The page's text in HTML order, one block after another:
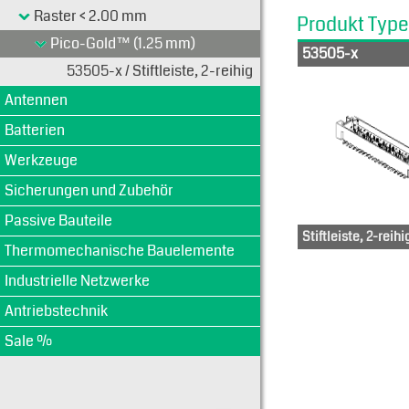
Raster < 2.00 mm
Pico-Gold™ (1.25 mm)
53505-x / Stiftleiste, 2-reihig
Antennen
Batterien
Werkzeuge
Sicherungen und Zubehör
Passive Bauteile
Thermomechanische Bauelemente
Industrielle Netzwerke
Antriebstechnik
Sale %
Produkt
53505-x
Stiftleiste, 2-